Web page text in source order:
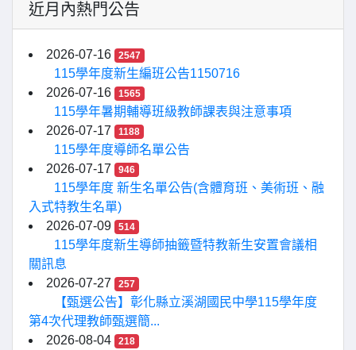
近月內熱門公告
2026-07-16 2547
115學年度新生編班公告1150716
2026-07-16
1565
115學年暑期輔導班級教師課表與注意事項
2026-07-17
1188
115學年度導師名單公告
2026-07-17
946
115學年度 新生名單公告(含體育班、美術班、融
入式特教生名單)
2026-07-09
514
115學年度新生導師抽籤暨特教新生安置會議相
關訊息
2026-07-27
257
【甄選公告】彰化縣立溪湖國民中學115學年度
第4次代理教師甄選簡...
2026-08-04
218